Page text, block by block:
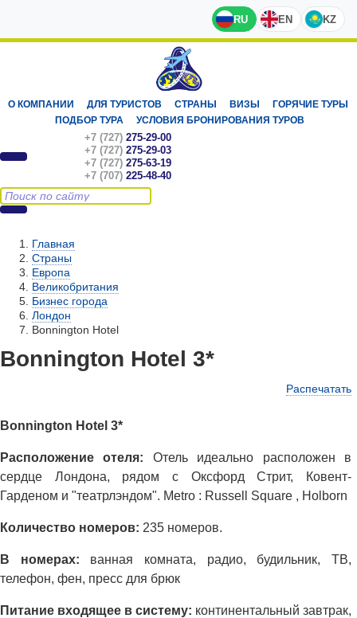
RU EN KZ
О КОМПАНИИ ДЛЯ ТУРИСТОВ СТРАНЫ ВИЗЫ
ГОРЯЧИЕ ТУРЫ
ПОДБОР ТУРА
УСЛОВИЯ БРОНИРОВАНИЯ ТУРОВ
+7 (727) 275-29-00
+7 (727) 275-29-03
+7 (727) 275-63-19
+7 (707) 225-48-40
Главная
Страны
Европа
Великобритания
Бизнес города
Лондон
Bonnington Hotel
Bonnington Hotel 3*
Распечатать
Bonnington Hotel 3*
Расположение отеля: Отель идеально расположен в
сердце Лондона, рядом с Оксфорд Стрит, Ковент-
Гарденом и "театрлэндом". Metro : Russell Square , Holborn
Количество номеров: 235 номеров.
В номерах: ванная комната, радио, будильник, ТВ,
телефон, фен, пресс для брюк
Питание входящее в систему: континентальный завтрак,